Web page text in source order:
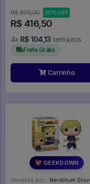
R$ 595,00
30% OFF
R$ 416,50
4x R$ 104,13 sem juros
Frete Grátis
Carrinho
💖 GEEKDOWN
Vendido por: Nerdilium Store -